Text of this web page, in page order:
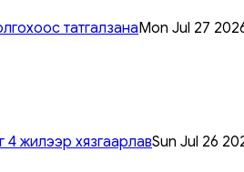
татгалзанаMon Jul 27
4 жилээр хязгаарлавSun Jul 26